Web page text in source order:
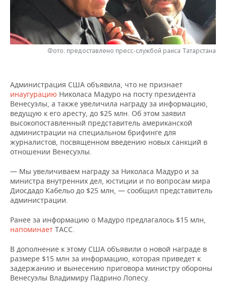
НЕФТЕХИМИЯ
НЕФТЬ
РОЗНИЧНАЯ ТОРГОВЛЯ
ТРАНСПОРТ
НОВОСТИ ТЕХНОЛОГИЙ
IT
ТЕЛЕКОММУНИКАЦИИ
МЕРОПРИЯТИЯ
НОВОСТИ МЕРОПРИЯТИЙ
БИЗНЕС-БРАНЧИ
ONLINE-КОНФЕРЕНЦИИ
ОТКРЫТАЯ ЛЕКЦИЯ
СПОРТ
ФУТБОЛ
ХОККЕЙ
БАСКЕТБОЛ
КИБЕРСПОРТ
ФИГУРНОЕ КАТАНИЕ
ВОДНЫЕ ВИДЫ СПОРТА
ХОККЕЙ С МЯЧОМ
НОВОСТИ ОБЩЕСТВА
ВЛАСТЬ
ИНФРАСТРУКТУРА
КУЛЬТУРА
МЕДИЦИНА
ОБРАЗОВАНИЕ
ПРОИСШЕСТВИЯ
ФОТОГАЛЕРЕЯ
СЮЖЕТЫ
СПРАВОЧНИК
СПИСОК ПЕРСОН
СПИСОК КОМПАНИЙ
ПОЛНАЯ ВЕРСИЯ
Фото: предоставлено пресс-службой раиса Татарстана
Администрация США объявила, что не признает
инаугурацию Николаса Мадуро на посту президента
Венесуэлы, а также увеличила награду за информацию,
ведущую к его аресту, до $25 млн. Об этом заявил
высокопоставленный представитель американской
администрации на специальном брифинге для
журналистов, посвященном введению новых санкций в
отношении Венесуэлы.
— Мы увеличиваем награду за Николаса Мадуро и за
министра внутренних дел, юстиции и по вопросам мира
Диосдадо Кабельо до $25 млн, — сообщил представитель
администрации.
Ранее за информацию о Мадуро предлагалось $15 млн,
напоминает ТАСС.
В дополнение к этому США объявили о новой награде в
размере $15 млн за информацию, которая приведет к
задержанию и вынесению приговора министру обороны
Венесуэлы Владимиру Падрино Лопесу.